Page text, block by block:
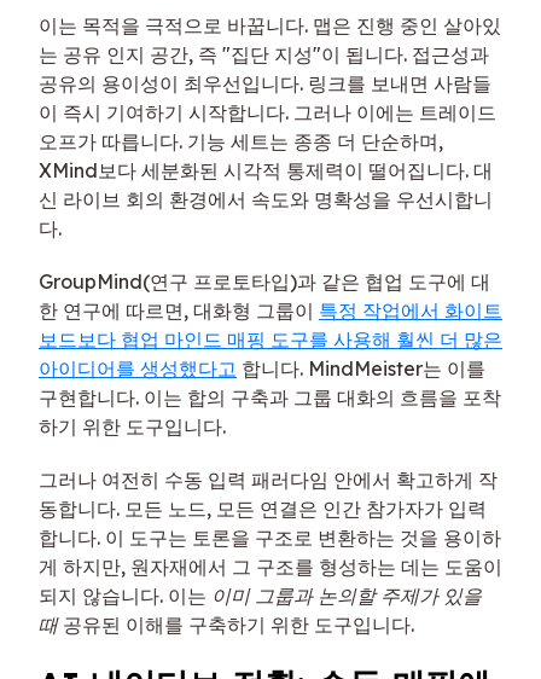
이는 목적을 극적으로 바꿉니다. 맵은 진행 중인 살아있
는 공유 인지 공간, 즉 "집단 지성"이 됩니다. 접근성과
공유의 용이성이 최우선입니다. 링크를 보내면 사람들
이 즉시 기여하기 시작합니다. 그러나 이에는 트레이드
오프가 따릅니다. 기능 세트는 종종 더 단순하며,
XMind보다 세분화된 시각적 통제력이 떨어집니다. 대
신 라이브 회의 환경에서 속도와 명확성을 우선시합니
다.
GroupMind(연구 프로토타입)과 같은 협업 도구에 대
한 연구에 따르면, 대화형 그룹이 특정 작업에서 화이트
보드보다 협업 마인드 매핑 도구를 사용해 훨씬 더 많은
아이디어를 생성했다고 합니다. MindMeister는 이를
구현합니다. 이는 합의 구축과 그룹 대화의 흐름을 포착
하기 위한 도구입니다.
그러나 여전히 수동 입력 패러다임 안에서 확고하게 작
동합니다. 모든 노드, 모든 연결은 인간 참가자가 입력
합니다. 이 도구는 토론을 구조로 변환하는 것을 용이하
게 하지만, 원자재에서 그 구조를 형성하는 데는 도움이
되지 않습니다. 이는 이미 그룹과 논의할 주제가 있을
때공유된 이해를 구축하기 위한 도구입니다.